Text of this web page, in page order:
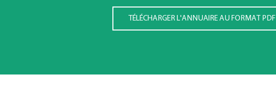
TÉLÉCHARGER L'ANNUAIRE AU FORMAT PDF